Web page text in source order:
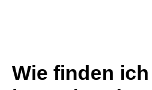
Wie finden